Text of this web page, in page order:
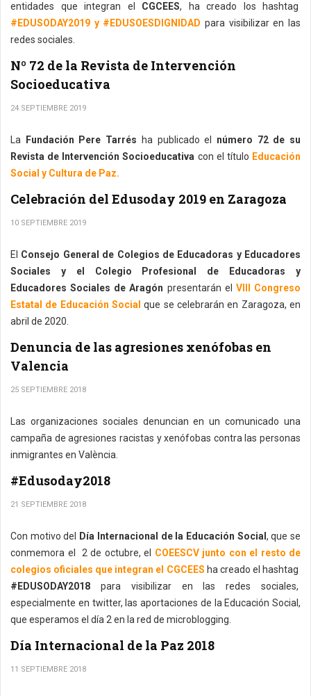
entidades que integran el CGCEES, ha creado los hashtag
#EDUSODAY2019 y #EDUSOESDIGNIDAD para visibilizar en las
redes sociales.
Nº 72 de la Revista de Intervención
Socioeducativa
24 SEPTIEMBRE 2019
La Fundación Pere Tarrés ha publicado el número 72 de su
Revista de Intervención Socioeducativa con el título Educación
Social y Cultura de Paz.
Celebración del Edusoday 2019 en Zaragoza
10 SEPTIEMBRE 2019
El Consejo General de Colegios de Educadoras y Educadores
Sociales y el Colegio Profesional de Educadoras y
Educadores Sociales de Aragón presentarán el VIII Congreso
Estatal de Educación Social que se celebrarán en Zaragoza, en
abril de 2020.
Denuncia de las agresiones xenófobas en
Valencia
25 SEPTIEMBRE 2018
Las organizaciones sociales denuncian en un comunicado una
campaña de agresiones racistas y xenófobas contra las personas
inmigrantes en València.
#Edusoday2018
21 SEPTIEMBRE 2018
Con motivo del Día Internacional de la Educación Social , que se
conmemora el 2 de octubre, el COEESCV junto con el resto de
colegios oficiales que integran el CGCEES ha creado el hashtag
#EDUSODAY2018 para visibilizar en las redes sociales,
especialmente en twitter, las aportaciones de la Educación Social,
que esperamos el día 2 en la red de microblogging.
Día Internacional de la Paz 2018
11 SEPTIEMBRE 2018